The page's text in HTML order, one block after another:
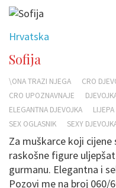
Hrvatska
Sofija
\ONA TRAZI NJEGA CRO
CRO UPOZNAVNAJE
ELEGANTNA DJEVOJKA
SEX OGLASNIK
SEXY
Za muškarce koji
raskošne figure
gurmanu. Elegantna i
Pozovi me na broj 060/